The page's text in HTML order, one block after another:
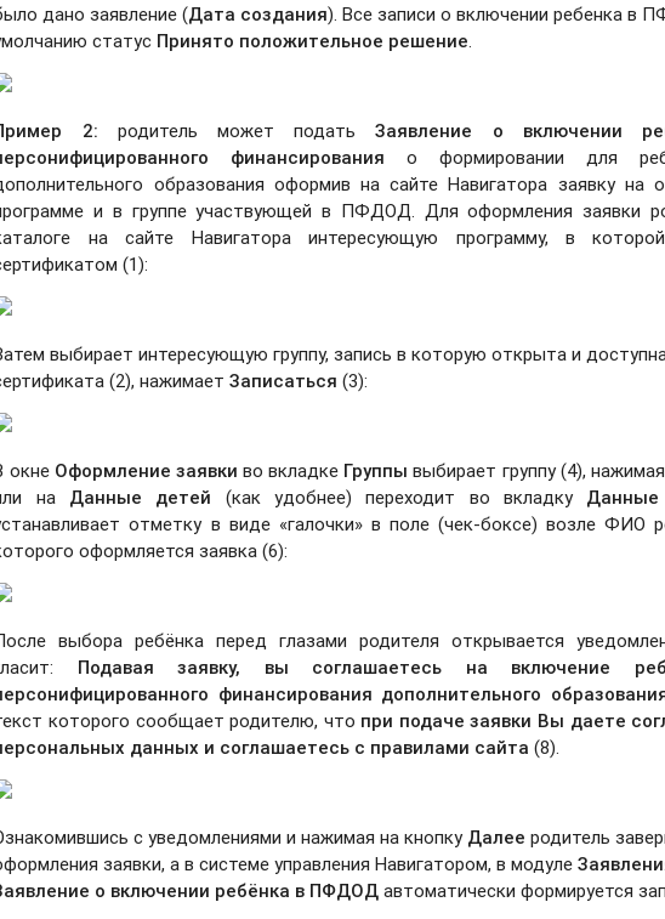
дано заявление (Дата создания). Все записи о включении ребенка в
статус Принято положительное решение
2: родитель может податьЗаявление о включении
финансирования о формировании для
образования оформив на сайте Навигатора заявку на
и в группе участвующей в ПФДОД. Для оформления заявки
на сайте Навигатора интересующую программу, в
(1):
выбирает интересующую группу, запись в которую открыта и
(2), нажимаетЗаписаться (3):
окне Оформление заявки во вкладке Группы выбирает группу (4),
на Данные детей (как удобнее) переходит во вкладку
отметку в виде «галочки» в поле (чек-боксе) возле ФИО
оформляется заявка (6):
выбора ребёнка перед глазами родителя открывается
Подавая заявку, вы соглашаетесь на включение
финансирования дополнительного
которого сообщает родителю, что при подаче заявки Вы даете
данных и соглашаетесь с правилами сайта(8).
с уведомлениями и нажимая на кнопку Далееродитель
заявки, а в системе управления Навигатором, в модуле
о включении ребёнка в ПФДОДавтоматически формируется